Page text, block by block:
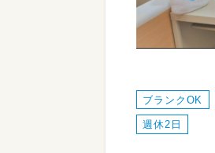
ブランクOK
週休2日